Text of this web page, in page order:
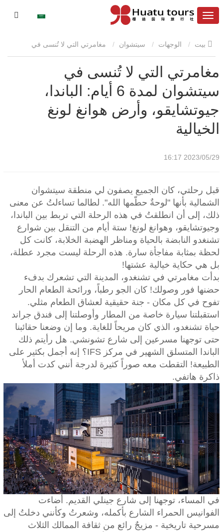
الوجهات سيتشوان مغامرتي التي لا تُنسى في
سيتشوان لمدة 6 أيام: الباندا، جيوتشايقو، وأرض هوانغ لونغ الخيالية
مغامرتي التي لا تُنسى في
سيتشوان لمدة 6 أيام: الباندا،
جيوتشايقو، وأرض هوانغ لونغ
الخيالية
2023/05/29 16:17
قبل رحلتي، كان الجميع يصفون لي منطقة سيتشوان
الشمالية بأنها "لوحةٌ حطّمها الله". لطالما تساءلتُ عن معنى
ذلك، إلى أن انطلقتُ في هذه الرحلة التي تربط بين الباندا،
وجيوتشايقو، وهوانغ لونغ! ستة أيام من التنقل بين شوارع
تشنغدو النابضة بالحياة ومناظر الهضبة الخلابة، كانت كل
لحظة بمثابة مفاجأة سارة. هذه الرحلة ليست مجرد عطلة،
بل هي حكاية خيالية عشتها!
بدأت مغامرتي في تشنغدو، المدينة التي تشعرك بدفء
حضنها فور وصولك! كان الجو رطباً، ورائحة الطعام الحار
تفوح في كل مكان - جنة حقيقية لعشاق الطعام مثلي.
استقبلتنا سيارة خاصة من المطار وأوصلتنا إلى فندق جراند
حياة تشنغدو، الذي كان مريحاً للغاية. وما إن وضعنا حقائبنا
حتى توجهنا مسرعين إلى شارع تشونشي. هل رأيتم ذلك
الباندا المتسلق الشهير في مركز IFS؟ إنه أجمل بكثير على
الطبيعة! التقطت معه صوراً كثيرة لدرجة أنني كدت أملأ
ذاكرة هاتفي.
في المساء، توجهنا إلى شارع جينلي القديم. أضاءت
الفوانيس الحمراء الشارع بأكمله، وشعرتُ وكأنني دخلتُ إلى
مسرحية تاريخية - مزيجٌ رائع من ثقافة الممالك الثلاث